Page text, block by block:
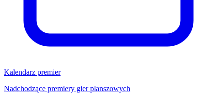
Kalendarz premier
Nadchodzące premiery gier planszowych